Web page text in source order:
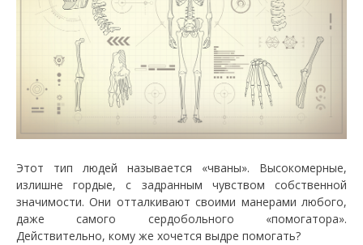
Этот тип людей называется «чваны». Высокомерные,
излишне гордые, с задранным чувством собственной
значимости. Они отталкивают своими манерами любого,
даже самого сердобольного «помогатора».
Действительно, кому же хочется выдре помогать?